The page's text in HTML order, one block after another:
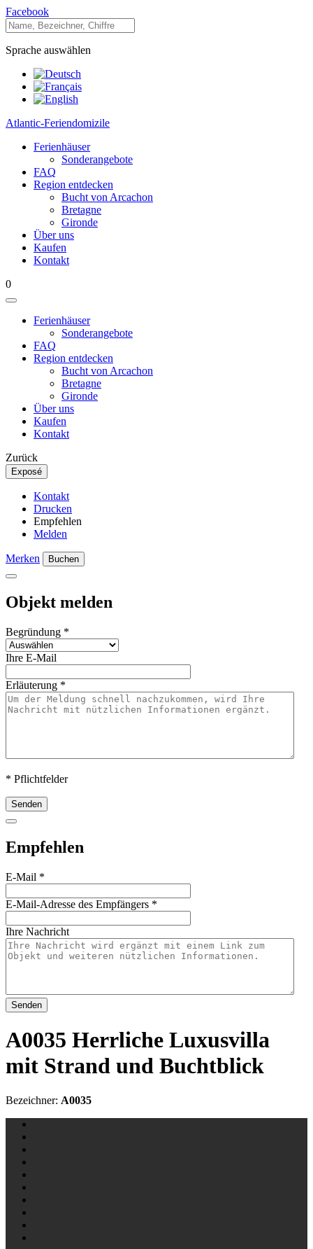
Facebook
Sprache auswählen
Atlantic-Feriendomizile
Ferienhäuser
Sonderangebote
FAQ
Region entdecken
Bucht von Arcachon
Bretagne
Gironde
Über uns
Kaufen
Kontakt
0
Ferienhäuser
Sonderangebote
FAQ
Region entdecken
Bucht von Arcachon
Bretagne
Gironde
Über uns
Kaufen
Kontakt
Zurück
Exposé
Kontakt
Drucken
Empfehlen
Melden
Merken Buchen
Objekt melden
Begründung *
Ihre E-Mail
Erläuterung *
* Pflichtfelder
Senden
Empfehlen
E-Mail *
E-Mail-Adresse des Empfängers *
Ihre Nachricht
Senden
A0035 Herrliche Luxusvilla
mit Strand und Buchtblick
Bezeichner: A0035